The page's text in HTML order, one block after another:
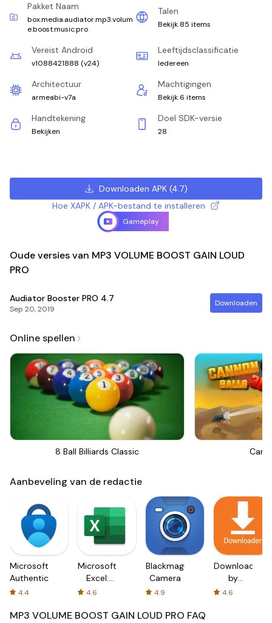
Pakket Naam
box.media.audiator.mp3.volum
e.boost.music.pro
Talen
Bekijk 85 items
Vereist Android
v1088421888 (v24)
Leeftijdsclassificatie
Iedereen
Architectuur
armeabi-v7a
Machtigingen
Bekijk 6 items
Handtekening
Bekijken
Doel SDK-versie
28
Downloaden APK(4.7)
Hoe XAPK / APK-bestand te installeren
Gameplay
Oude versies van MP3 VOLUME BOOST GAIN LOUD
PRO
Audiator Booster PRO 4.7
Sep 20, 2019
Downloaden
Online spellen
8 Ball Billiards Classic
Aanbeveling van de redactie
Microsoft
Authenticator
4.4
Microsoft
Excel:
Spreadsheets
4.6
Blackmagic
Camera
4.9
Downloader
by
AFTVnews
4.6
MP3 VOLUME BOOST GAIN LOUD PRO FAQ